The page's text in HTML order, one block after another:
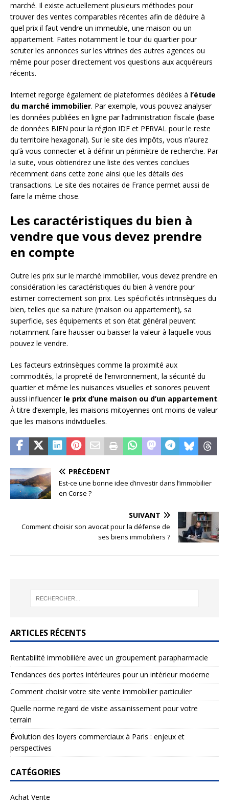
marché. Il existe actuellement plusieurs méthodes pour
trouver des ventes comparables récentes afin de déduire à
quel prix il faut vendre un immeuble, une maison ou un
appartement. Faites notamment le tour du quartier pour
scruter les annonces sur les vitrines des autres agences ou
même pour poser directement vos questions aux acquéreurs
récents.
Internet regorge également de plateformes dédiées à l’étude
du marché immobilier. Par exemple, vous pouvez analyser
les données publiées en ligne par l’administration fiscale (base
de données BIEN pour la région IDF et PERVAL pour le reste
du territoire hexagonal). Sur le site des impôts, vous n’aurez
qu’à vous connecter et à définir un périmètre de recherche. Par
la suite, vous obtiendrez une liste des ventes conclues
récemment dans cette zone ainsi que les détails des
transactions. Le site des notaires de France permet aussi de
faire la même chose.
Les caractéristiques du bien à
vendre que vous devez prendre
en compte
Outre les prix sur le marché immobilier, vous devez prendre en
considération les caractéristiques du bien à vendre pour
estimer correctement son prix. Les spécificités intrinsèques du
bien, telles que sa nature (maison ou appartement), sa
superficie, ses équipements et son état général peuvent
notamment faire hausser ou baisser la valeur à laquelle vous
pouvez le vendre.
Les facteurs extrinsèques comme la proximité aux
commodités, la propreté de l’environnement, la sécurité du
quartier et même les nuisances visuelles et sonores peuvent
aussi influencer le prix d’une maison ou d’un appartement.
À titre d’exemple, les maisons mitoyennes ont moins de valeur
que les maisons individuelles.
PRÉCÉDENT
Est-ce une bonne idee d’investir dans l’immobilier
en Corse ?
SUIVANT
Comment choisir son avocat pour la défense de
ses biens immobiliers ?
ARTICLES RÉCENTS
Rentabilité immobilière avec un groupement parapharmacie
Tendances des portes intérieures pour un intérieur moderne
Comment choisir votre site vente immobilier particulier
Quelle norme regard de visite assainissement pour votre
terrain
Évolution des loyers commerciaux à Paris : enjeux et
perspectives
CATÉGORIES
Achat Vente